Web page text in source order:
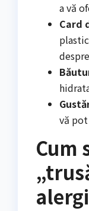
a vă
Card
vă
Cum